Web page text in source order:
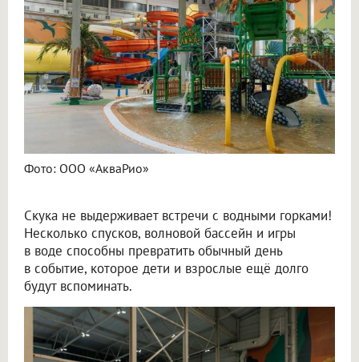
Фото: ООО «АкваРио»
Скука не выдерживает встречи с водными горками!
Несколько спусков, волновой бассейн и игры
в воде способны превратить обычный день
в событие, которое дети и взрослые ещё долго
будут вспоминать.